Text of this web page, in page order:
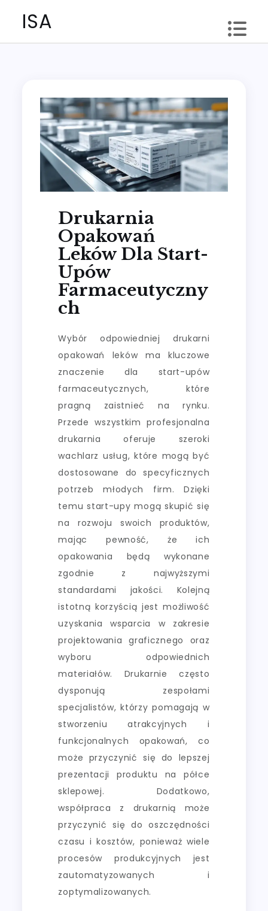
ISA
Drukarnia
Opakowań
Leków Dla Start-
Upów
Farmaceutyczny
Ch
Wybór odpowiedniej drukarni
opakowań leków ma kluczowe
znaczenie dla start-upów
farmaceutycznych, które
pragną zaistnieć na rynku.
Przede wszystkim profesjonalna
drukarnia oferuje szeroki
wachlarz usług, które mogą być
dostosowane do specyficznych
potrzeb młodych firm. Dzięki
temu start-upy mogą skupić się
na rozwoju swoich produktów,
mając pewność, że ich
opakowania będą wykonane
zgodnie z najwyższymi
standardami jakości. Kolejną
istotną korzyścią jest możliwość
uzyskania wsparcia w zakresie
projektowania graficznego oraz
wyboru odpowiednich
materiałów. Drukarnie często
dysponują zespołami
specjalistów, którzy pomagają w
stworzeniu atrakcyjnych i
funkcjonalnych opakowań, co
może przyczynić się do lepszej
prezentacji produktu na półce
sklepowej. Dodatkowo,
współpraca z drukarnią może
przyczynić się do oszczędności
czasu i kosztów, ponieważ wiele
procesów produkcyjnych jest
zautomatyzowanych i
zoptymalizowanych.